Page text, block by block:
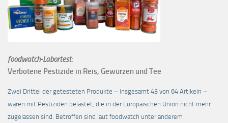
foodwatch-Labortest:
Verbotene Pestizide in Reis, Gewürzen und Tee
Zwei Drittel der getesteten Produkte – insgesamt 43 von 64 Artikeln –
waren mit Pestiziden belastet, die in der Europäischen Union nicht mehr
zugelassen sind. Betroffen sind laut foodwatch unter anderem